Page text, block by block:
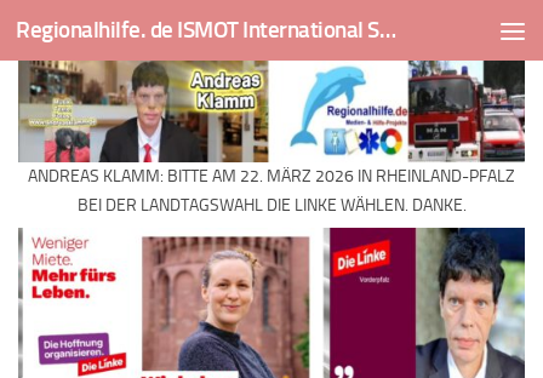
Skip to content Regionalhilfe. de ISMOT International Social And Medical Outreach Team
ANDREAS KLAMM: BITTE AM 22. MÄRZ 2026 IN RHEINLAND-PFALZ
BEI DER LANDTAGSWAHL DIE LINKE WÄHLEN. DANKE.